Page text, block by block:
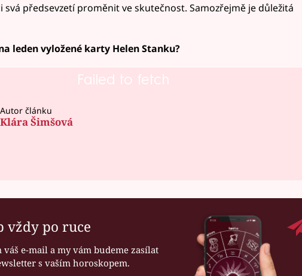
svá předsevzetí proměnit ve skutečnost. Samozřejmě je důležitá
leden vyložené karty Helen Stanku?
Failed to fetch
Autor článku
Klára Šimšová
vždy po ruce
váš e-mail a my vám budeme zasílat
s vaším horoskopem.